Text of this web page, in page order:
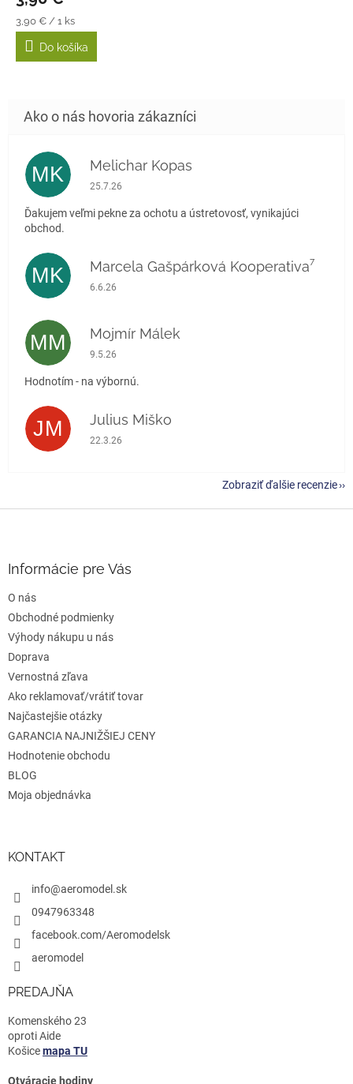
Jednotková
cena:
3,90 € / 1 ks
Do košíka
MK Melichar Kopas
Hodnotenie obchodu je 5 z 5 hviezdičiek.
25.7.26
Ďakujem veľmi pekne za ochotu a ústretovosť, vynikajúci
obchod.
MK Marcela Gašpárková Kooperativa⁷
Hodnotenie obchodu je 5 z 5 hviezdičiek.
6.6.26
MM Mojmír Málek
Hodnotenie obchodu je 5 z 5 hviezdičiek.
9.5.26
Hodnotím - na výbornú.
JM Julius Miško
Hodnotenie obchodu je 5 z 5 hviezdičiek.
22.3.26
Zobraziť ďalšie recenzie
e
Informácie pre Vás
O nás
Obchodné podmienky
Výhody nákupu u nás
Doprava
Vernostná zľava
Ako reklamovať/vrátiť tovar
Najčastejšie otázky
GARANCIA NAJNIŽŠIEJ CENY
Hodnotenie obchodu
BLOG
Moja objednávka
KONTAKT
info@aeromodel.sk
0947963348
facebook.com/Aeromodelsk
aeromodel
PREDAJŇA
Komenského 23
oproti Aide
Košicemapa TU
Otváracie hodiny